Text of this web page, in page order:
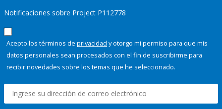
Notificaciones sobre Project P112778
Acepto los términos de privacidad y otorgo mi permiso para que mis
datos personales sean procesados con el fin de suscribirme para
recibir novedades sobre los temas que he seleccionado.